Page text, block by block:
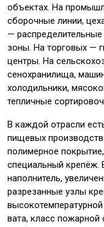
объектах. На
сборочные линии,
—
зоны. На торговых —
центры. На
сенохранилища,
холодильники,
тепличные
В каждой отрасли
пищевых
полимерное
специальный крепёж.
наполнитель,
разрезанные узлы
вата, класс пожарной